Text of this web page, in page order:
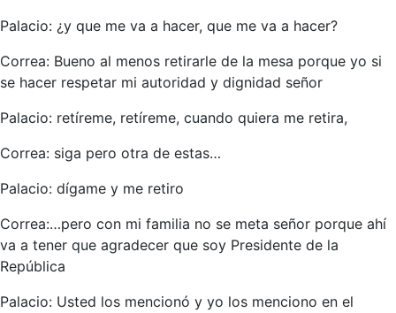
Palacio: ¿y que me va a hacer, que me va a hacer?
Correa: Bueno al menos retirarle de la mesa porque yo si
se hacer respetar mi autoridad y dignidad señor
Palacio: retíreme, retíreme, cuando quiera me retira,
Correa: siga pero otra de estas…
Palacio: dígame y me retiro
Correa:…pero con mi familia no se meta señor porque ahí
va a tener que agradecer que soy Presidente de la
República
Palacio: Usted los mencionó y yo los menciono en el